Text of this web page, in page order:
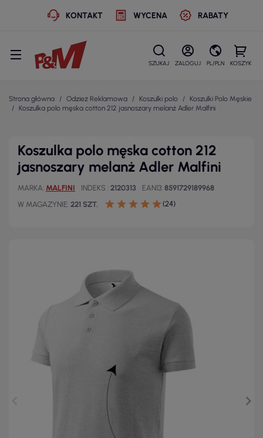
KONTAKT WYCENA RABATY
SZUKAJ ZALOGUJ PL/PLN KOSZYK
Strona główna Odzież Reklamowa Koszulki polo
Koszulki Polo Męskie
Koszulka polo męska cotton 212 jasnoszary melanż Adler Malfini
Koszulka polo męska cotton 212
jasnoszary melanż Adler Malfini
MARKA MALFINI INDEKS 2120313 EAN13 8591729189968
W MAGAZYNIE 221 SZT. (24)